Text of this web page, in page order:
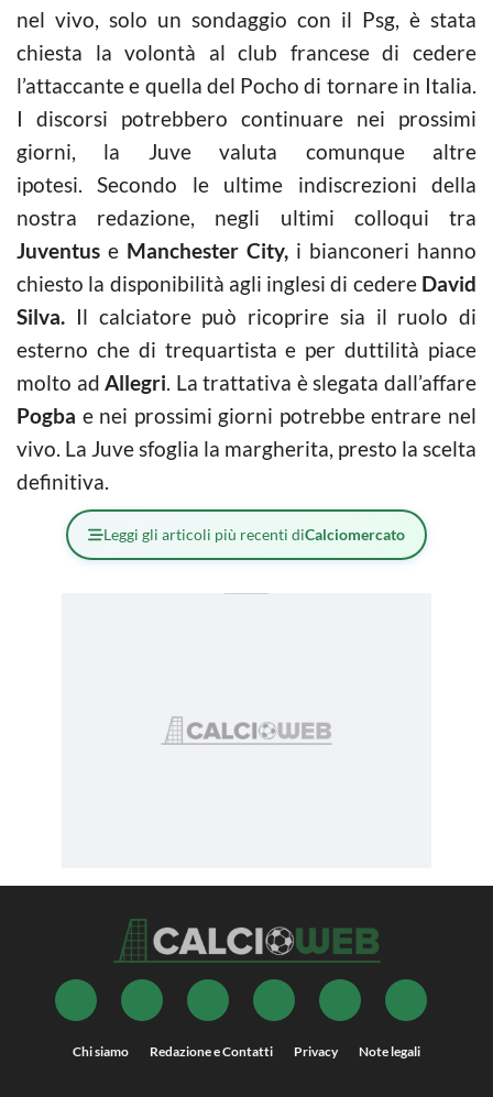
nel vivo, solo un sondaggio con il Psg, è stata
chiesta la volontà al club francese di cedere
l’attaccante e quella del Pocho di tornare in Italia.
I discorsi potrebbero continuare nei prossimi
giorni, la Juve valuta comunque altre
ipotesi. Secondo le ultime indiscrezioni della
nostra redazione, negli ultimi colloqui tra
Juventus e Manchester City, i bianconeri hanno
chiesto la disponibilità agli inglesi di cedere David
Silva. Il calciatore può ricoprire sia il ruolo di
esterno che di trequartista e per duttilità piace
molto adAllegri. La trattativa è slegata dall’affare
Pogba e nei prossimi giorni potrebbe entrare nel
vivo. La Juve sfoglia la margherita, presto la scelta
definitiva.
Leggi gli articoli più recenti diCalciomercato
Chi siamo Redazione e Contatti Privacy Note legali